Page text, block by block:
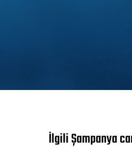
İlgili Şampanya